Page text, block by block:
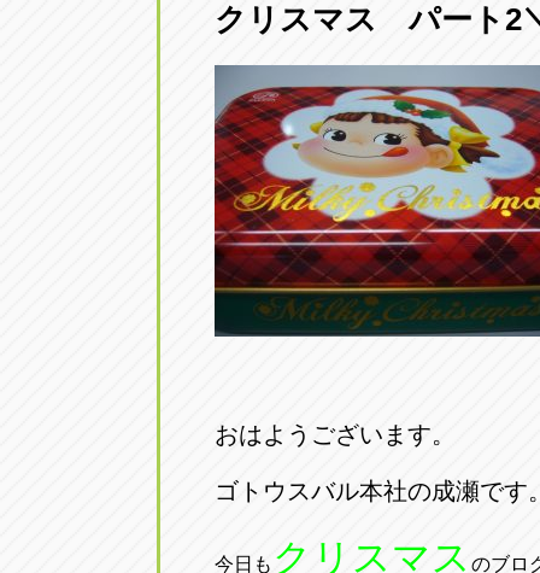
クリスマス パート2
おはようございます。
ゴトウスバル本社の成瀬です
今日も クリスマス のブロ